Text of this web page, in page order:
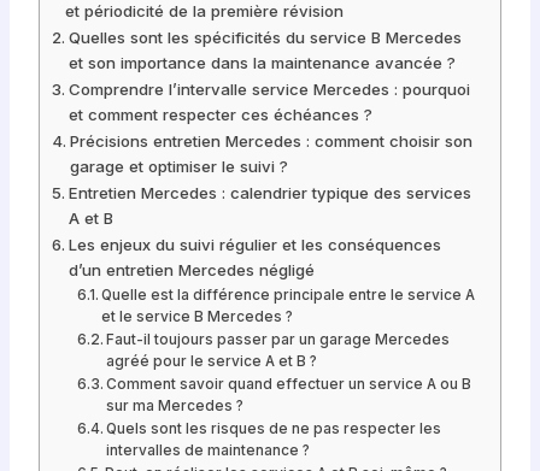
et périodicité de la première révision
Quelles sont les spécificités du service B Mercedes
et son importance dans la maintenance avancée ?
Comprendre l’intervalle service Mercedes : pourquoi
et comment respecter ces échéances ?
Précisions entretien Mercedes : comment choisir son
garage et optimiser le suivi ?
Entretien Mercedes : calendrier typique des services
A et B
Les enjeux du suivi régulier et les conséquences
d’un entretien Mercedes négligé
Quelle est la différence principale entre le service A
et le service B Mercedes ?
Faut-il toujours passer par un garage Mercedes
agréé pour le service A et B ?
Comment savoir quand effectuer un service A ou B
sur ma Mercedes ?
Quels sont les risques de ne pas respecter les
intervalles de maintenance ?